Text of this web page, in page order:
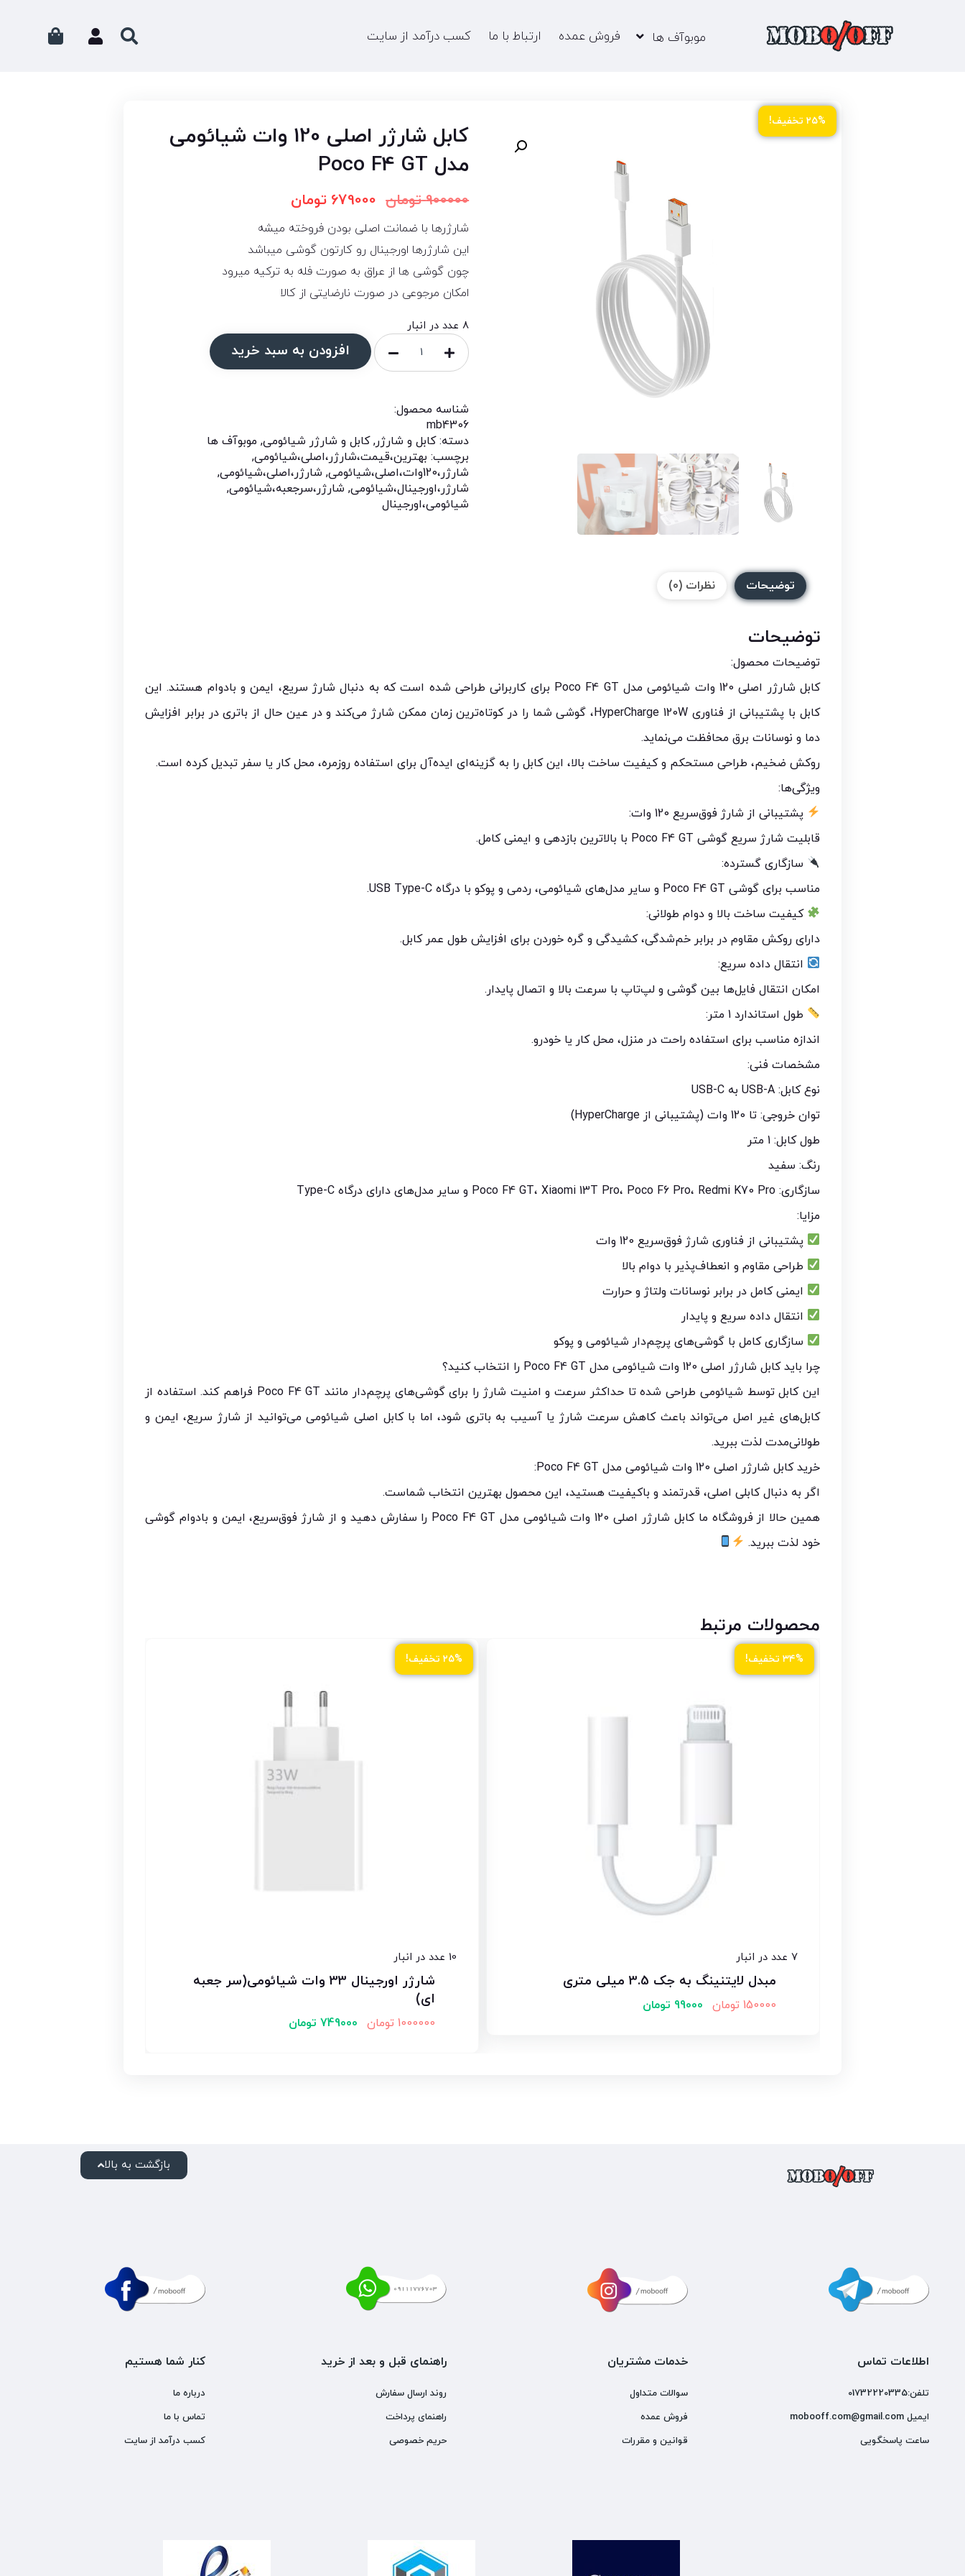
موبوآف ها فروش عمده ارتباط با ما کسب درآمد از سایت
۲۵% تخفیف!
کابل شارژر اصلی 120 وات شیائومی
مدل Poco F4 GT
900000 تومان 679000 تومان
شارژرها با ضمانت اصلی بودن فروخته میشه
این شارژرها اورجینال رو کارتون گوشی میباشد
چون گوشی ها از عراق به صورت فله به ترکیه میرود
امکان مرجوعی در صورت نارضایتی از کالا
8 عدد در انبار
افزودن به سبد خرید
شناسه محصول:
mb4306
دسته:کابل و شارژر,کابل و شارژر شیائومی, موبوآف ها
برچسب: بهترین،قیمت،شارژر،اصلی،شیائومی,
شارژر،120وات،اصلی،شیائومی
, شارژر،اصلی،شیائومی,
شارژر،اورجینال،شیائومی, شارژر،سرجعبه،شیائومی,
شیائومی،اورجینال
توضیحات نظرات (0)
توضیحات
توضیحات محصول:
کابل شارژر اصلی 120 وات شیائومی مدل Poco F4 GT برای کاربرانی طراحی شده است که به دنبال شارژ سریع، ایمن و بادوام هستند. این
کابل با پشتیبانی از فناوری HyperCharge 120W، گوشی شما را در کوتاه‌ترین زمان ممکن شارژ می‌کند و در عین حال از باتری در برابر افزایش
دما و نوسانات برق محافظت می‌نماید.
روکش ضخیم، طراحی مستحکم و کیفیت ساخت بالا، این کابل را به گزینه‌ای ایده‌آل برای استفاده روزمره، محل کار یا سفر تبدیل کرده است.
ویژگی‌ها:
پشتیبانی از شارژ فوق‌سریع 120 وات:
قابلیت شارژ سریع گوشی Poco F4 GT با بالاترین بازدهی و ایمنی کامل.
سازگاری گسترده:
مناسب برای گوشی Poco F4 GT و سایر مدل‌های شیائومی، ردمی و پوکو با درگاه USB Type-C.
کیفیت ساخت بالا و دوام طولانی:
دارای روکش مقاوم در برابر خم‌شدگی، کشیدگی و گره خوردن برای افزایش طول عمر کابل.
انتقال داده سریع:
امکان انتقال فایل‌ها بین گوشی و لپ‌تاپ با سرعت بالا و اتصال پایدار.
طول استاندارد 1 متر:
اندازه مناسب برای استفاده راحت در منزل، محل کار یا خودرو.
مشخصات فنی:
نوع کابل: USB-A به USB-C
توان خروجی: تا 120 وات (پشتیبانی از HyperCharge)
طول کابل: 1 متر
رنگ: سفید
سازگاری: Poco F4 GT، Xiaomi 13T Pro، Poco F6 Pro، Redmi K70 Pro و سایر مدل‌های دارای درگاه Type-C
مزایا:
پشتیبانی از فناوری شارژ فوق‌سریع 120 وات
طراحی مقاوم و انعطاف‌پذیر با دوام بالا
ایمنی کامل در برابر نوسانات ولتاژ و حرارت
انتقال داده سریع و پایدار
سازگاری کامل با گوشی‌های پرچم‌دار شیائومی و پوکو
چرا باید کابل شارژر اصلی 120 وات شیائومی مدل Poco F4 GT را انتخاب کنید؟
این کابل توسط شیائومی طراحی شده تا حداکثر سرعت و امنیت شارژ را برای گوشی‌های پرچم‌دار مانند Poco F4 GT فراهم کند. استفاده از
کابل‌های غیر اصل می‌تواند باعث کاهش سرعت شارژ یا آسیب به باتری شود، اما با کابل اصلی شیائومی می‌توانید از شارژ سریع، ایمن و
طولانی‌مدت لذت ببرید.
خرید کابل شارژر اصلی 120 وات شیائومی مدل Poco F4 GT:
اگر به دنبال کابلی اصلی، قدرتمند و باکیفیت هستید، این محصول بهترین انتخاب شماست.
همین حالا از فروشگاه ما کابل شارژر اصلی 120 وات شیائومی مدل Poco F4 GT را سفارش دهید و از شارژ فوق‌سریع، ایمن و بادوام گوشی
خود لذت ببرید.
محصولات مرتبط
۳۴% تخفیف!
7 عدد در انبار
مبدل لایتنینگ به جک 3.5 میلی متری
150000 تومان 99000 تومان
۲۵% تخفیف!
10 عدد در انبار
شارژر اورجینال 33 وات شیائومی(سر جعبه
ای)
1000000 تومان 749000 تومان
بازگشت به بالا
اطلاعات تماس خدمات مشتریان راهنمای قبل و بعد از خرید کنار شما هستیم
تلفن:01732220335 سوالات متداول روند ارسال سفارش
درباره ما
ایمیل mobooff.com@gmail.com
فروش عمده راهنمای پرداخت
تماس با ما
ساعت پاسخگویی
قوانین و مقررات حریم خصوصی کسب درآمد از سایت